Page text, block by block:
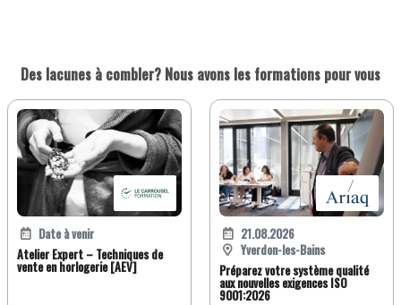
Des lacunes à combler? Nous avons les formations pour vous
Date à venir
Atelier Expert – Techniques de
vente en horlogerie [AEV]
21.08.2026
Yverdon-les-Bains
Préparez votre système qualité
aux nouvelles exigences ISO
9001:2026